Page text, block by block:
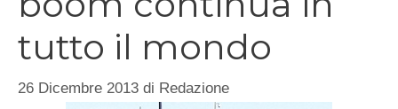
tutto il mondo
26 Dicembre 2013 di Redazione